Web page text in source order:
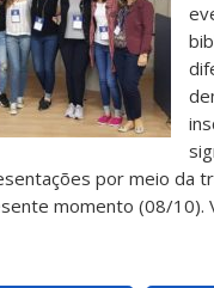
por meio da
momento (08/10).